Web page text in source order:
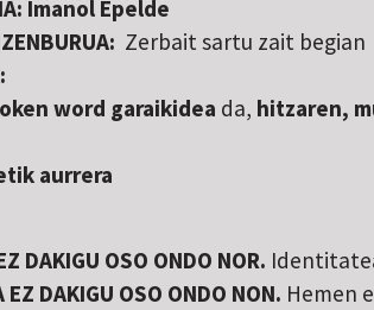
Imanol Epelde
Zerbait sartu zait begian
word garaikidea da, hitzaren,
aurrera
DAKIGU OSO ONDO NOR.
DAKIGU OSO ONDO NON. Hemen